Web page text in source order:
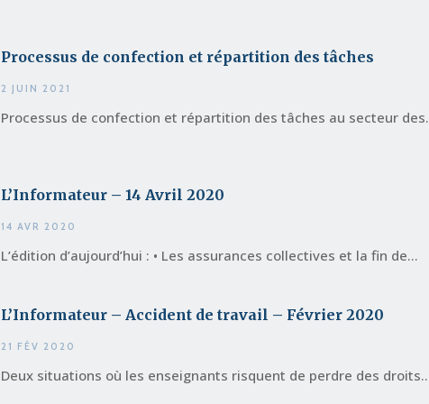
Processus de confection et répartition des tâches
2 JUIN 2021
Processus de confection et répartition des tâches au secteur
L’Informateur – 14 Avril 2020
14 AVR 2020
L’édition d’aujourd’hui : • Les assurances collectives et la fin de...
L’Informateur – Accident de travail – Février 2020
21 FÉV 2020
Deux situations où les enseignants risquent de perdre des